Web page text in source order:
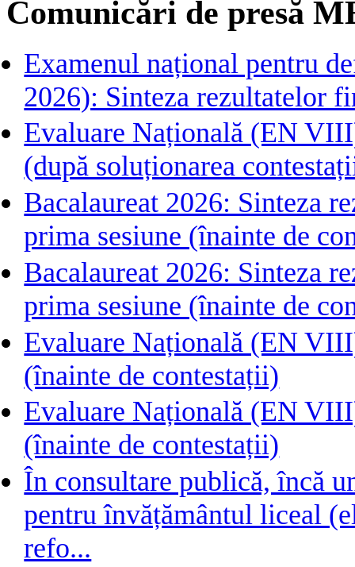
Comunicări de presă
Examenul național pentru
2026): Sinteza rezultatelor
Evaluare Națională (EN
(după soluționarea
Bacalaureat 2026: Sinteza
prima sesiune (înainte de
Bacalaureat 2026: Sinteza
prima sesiune (înainte de
Evaluare Națională (EN
(înainte de contestații)
Evaluare Națională (EN
(înainte de contestații)
În consultare publică, încă
pentru învățământul liceal
refo...